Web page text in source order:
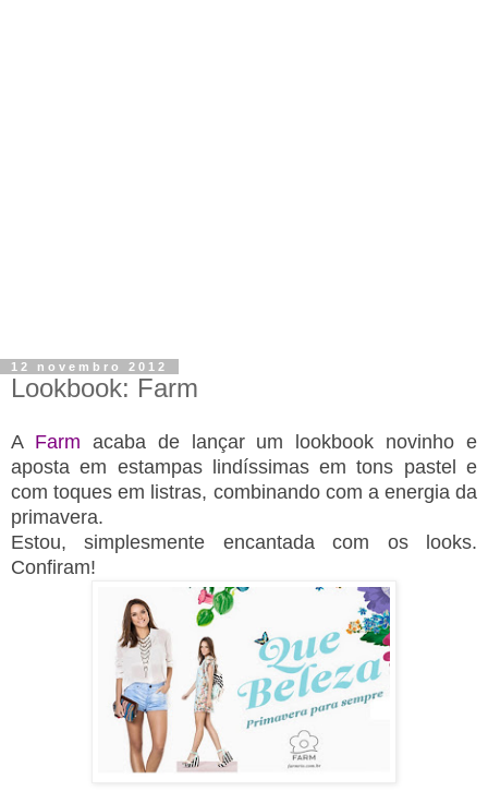
12 novembro 2012
Lookbook: Farm
A Farm acaba de lançar um lookbook novinho e
aposta em estampas lindíssimas em tons pastel e
com toques em listras, combinando com a energia da
primavera.
Estou, simplesmente encantada com os looks.
Confiram!